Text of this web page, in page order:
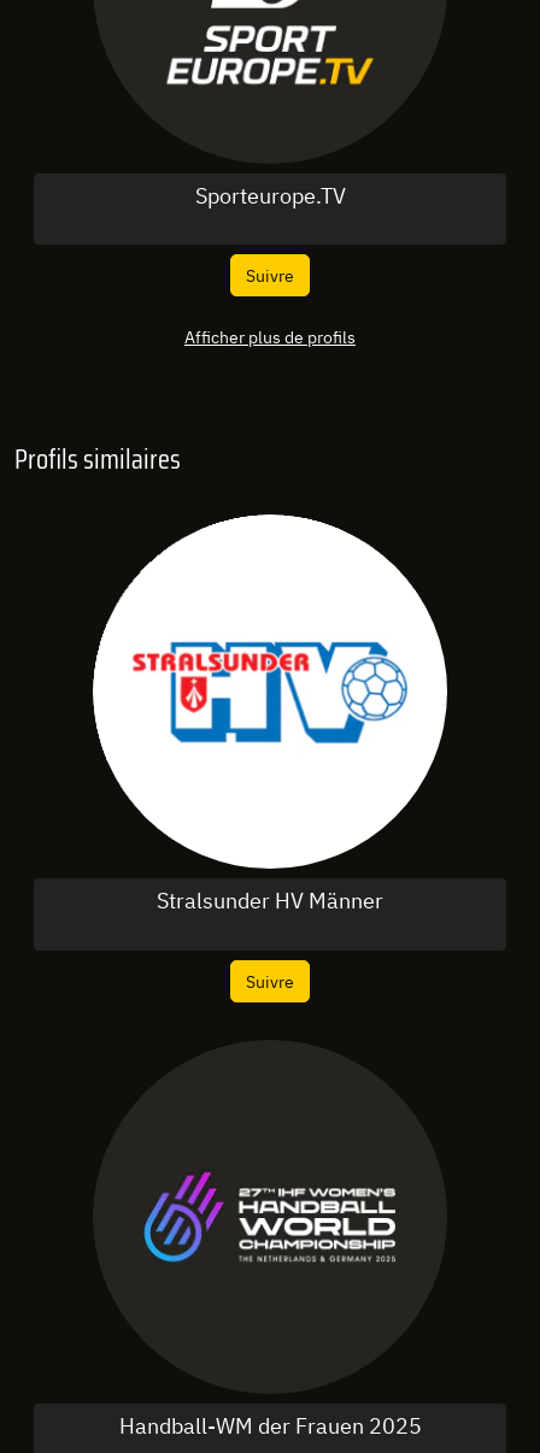
Sporteurope.TV
Suivre
Afficher plus de profils
Profils similaires
Stralsunder HV Männer
Suivre
Handball-WM der Frauen 2025